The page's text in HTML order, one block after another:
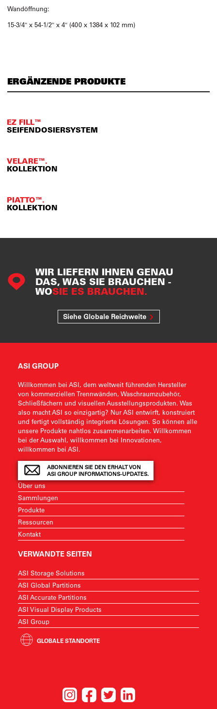
Wandöffnung:
15-3/4″ x 54-1/2″ x 4″ (400 x 1384 x 102 mm)
ERGÄNZENDE PRODUKTE
EZ FILL™
SEIFENDOSIERSYSTEM
VELARE™.
KOLLEKTION
PIATTO™.
KOLLEKTION
WIR LIEFERN IHNEN GENAU
DAS, WAS SIE BRAUCHEN -
WOSIE ES BRAUCHEN.
Siehe Globale Reichweite
ASI GROUP
Willkommen bei ASI, dem weltweit führenden Hersteller
von kommerziellen Trennwänden, Waschraumzubehör,
Schließfächern und visuellen Ausstellungsprodukten. Was
also macht ASI so einzigartig? Nur ASI entwirft, konstruiert
und fertigt vollständig integrierte Lösungen. So können alle
unsere Produkte nahtlos zusammenarbeiten. Willkommen
bei der Auswahl, willkommen bei Innovationen,
willkommen bei ASI.
ABONNIEREN SIE DEN ERHALT VON
ASI GROUP INFORMATIONS-UPDATES.
Über uns
Sammlungen
Produkte
Ressourcen
Kontakt
VERWANDTE SEITEN
ASI Storage Solutions
ASI Global Partitions
ASI Accurate Partitions
ASI Visual Display Products
ASI Group
GLOBALE STANDORTE